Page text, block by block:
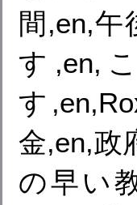
間,en,
す,en,
す
金,en,政
の早い